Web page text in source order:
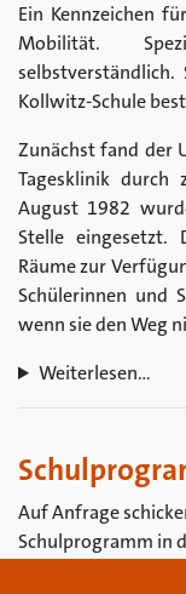
Ein Kennzeichen
Mobilität.
Kollwitz-Schule
Zunächst fand der
Tagesklinik durch
August 1982
Stelle eingesetzt.
Räume zur
Schülerinnen und
wenn sie den Weg
Weiterlesen…
Auf Anfrage
Schulprogramm in